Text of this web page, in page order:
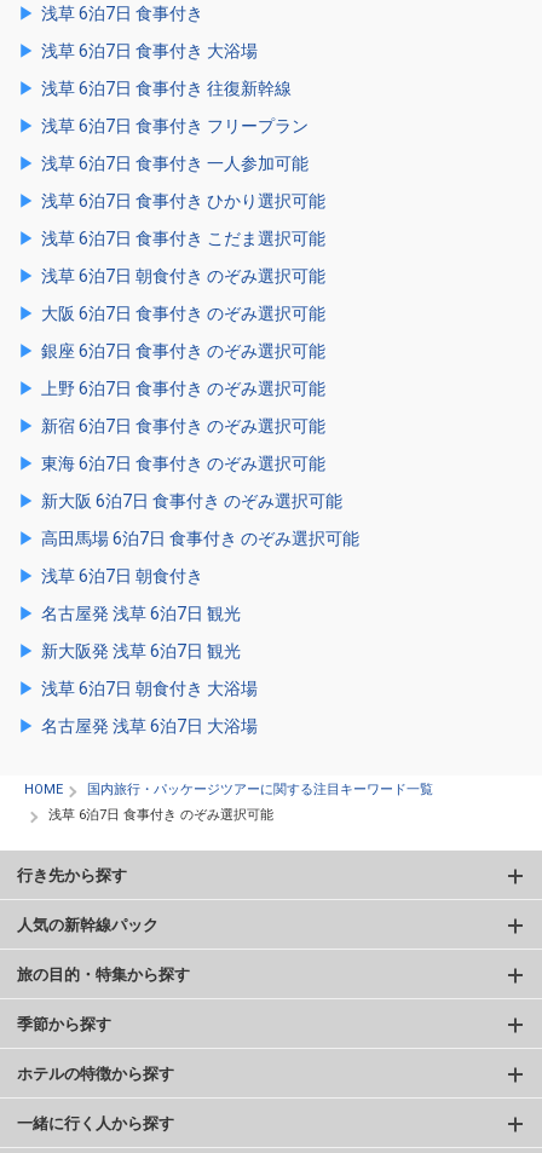
浅草 6泊7日 食事付き
浅草 6泊7日 食事付き 大浴場
浅草 6泊7日 食事付き 往復新幹線
浅草 6泊7日 食事付き フリープラン
浅草 6泊7日 食事付き 一人参加可能
浅草 6泊7日 食事付き ひかり選択可能
浅草 6泊7日 食事付き こだま選択可能
浅草 6泊7日 朝食付き のぞみ選択可能
大阪 6泊7日 食事付き のぞみ選択可能
銀座 6泊7日 食事付き のぞみ選択可能
上野 6泊7日 食事付き のぞみ選択可能
新宿 6泊7日 食事付き のぞみ選択可能
東海 6泊7日 食事付き のぞみ選択可能
新大阪 6泊7日 食事付き のぞみ選択可能
高田馬場 6泊7日 食事付き のぞみ選択可能
浅草 6泊7日 朝食付き
名古屋発 浅草 6泊7日 観光
新大阪発 浅草 6泊7日 観光
浅草 6泊7日 朝食付き 大浴場
名古屋発 浅草 6泊7日 大浴場
HOME
国内旅行・パッケージツアーに関する注目キーワード一覧
浅草 6泊7日 食事付き のぞみ選択可能
行き先から探す
人気の新幹線パック
旅の目的・特集から探す
季節から探す
ホテルの特徴から探す
一緒に行く人から探す